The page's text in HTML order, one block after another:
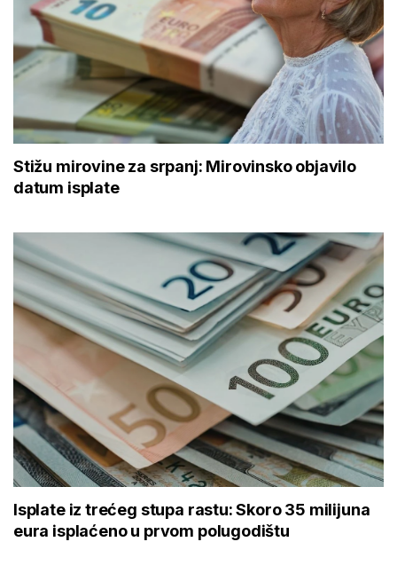
Stižu mirovine za srpanj: Mirovinsko objavilo
datum isplate
Isplate iz trećeg stupa rastu: Skoro 35 milijuna
eura isplaćeno u prvom polugodištu